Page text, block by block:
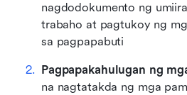
nagdodokumento ng
trabaho at pagtukoy ng
sa pagpapabuti
Pagpapakahulugan ng
na nagtatakda ng mga